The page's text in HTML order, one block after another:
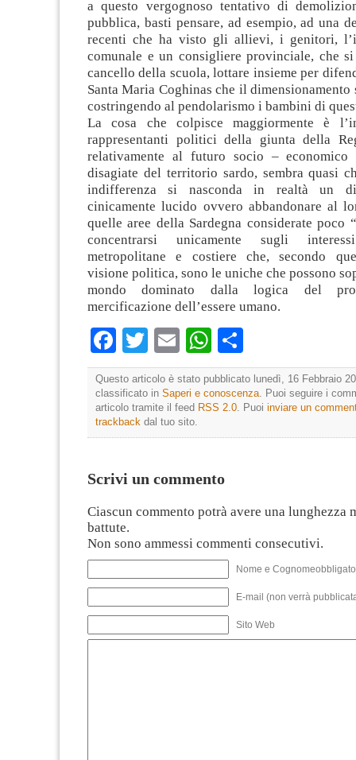
a questo vergognoso tentativo di
pubblica, basti pensare, ad esempio, ad una
recenti che ha visto gli allievi, i genitori,
comunale e un consigliere provinciale, che
cancello della scuola, lottare insieme per
Santa Maria Coghinas che il dimensionamento
costringendo al pendolarismo i bambini di
La cosa che colpisce maggiormente è
rappresentanti politici della giunta della
relativamente al futuro socio –
disagiate del territorio sardo, sembra quasi
indifferenza si nasconda in realtà un
cinicamente lucido ovvero abbandonare al
quelle aree della Sardegna considerate poco
concentrarsi unicamente sugli
metropolitane e costiere che, secondo
visione politica, sono le uniche che possono
mondo dominato dalla logica del
mercificazione dell’essere umano.
Facebook
TwitterEmailWhatsApp
Questo articolo è stato pubblicato lunedì, 16 Febbraio
classificato in Saperi e conoscenza . Puoi seguire i
articolo tramite il feed RSS 2.0 . Puoi inviare un
trackback dal tuo sito.
Scrivi un commento
Ciascun commento potrà avere una lunghezza
battute.
Non sono ammessi commenti consecutivi.
Nome e
E-mail (non verrà
Sito Web